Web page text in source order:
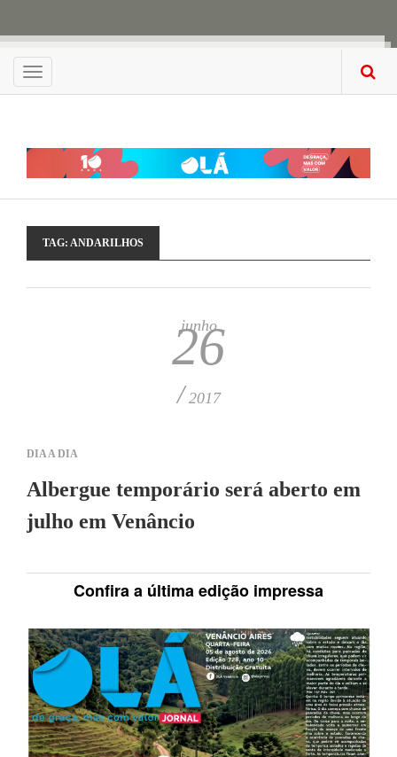
Menu
TAG: ANDARILHOS
junho
26
/ 2017
DIA A DIA
Albergue temporário será aberto em
julho em Venâncio
Confira a última edição impressa